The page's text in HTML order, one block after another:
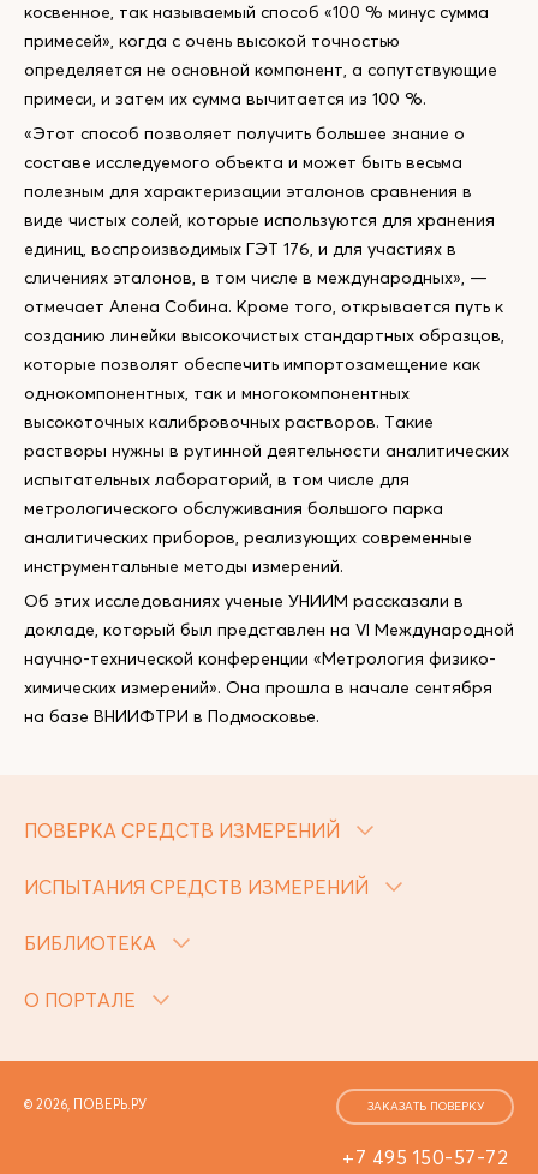
косвенное, так называемый способ «100 % минус сумма
примесей», когда с очень высокой точностью
определяется не основной компонент, а сопутствующие
примеси, и затем их сумма вычитается из 100 %.
«Этот способ позволяет получить большее знание о
составе исследуемого объекта и может быть весьма
полезным для характеризации эталонов сравнения в
виде чистых солей, которые используются для хранения
единиц, воспроизводимых ГЭТ 176, и для участиях в
сличениях эталонов, в том числе в международных», —
отмечает Алена Собина. Кроме того, открывается путь к
созданию линейки высокочистых стандартных образцов,
которые позволят обеспечить импортозамещение как
однокомпонентных, так и многокомпонентных
высокоточных калибровочных растворов. Такие
растворы нужны в рутинной деятельности аналитических
испытательных лабораторий, в том числе для
метрологического обслуживания большого парка
аналитических приборов, реализующих современные
инструментальные методы измерений.
Об этих исследованиях ученые УНИИМ рассказали в
докладе, который был представлен на VI Международной
научно-технической конференции «Метрология физико-
химических измерений». Она прошла в начале сентября
на базе ВНИИФТРИ в Подмосковье.
ПОВЕРКА СРЕДСТВ ИЗМЕРЕНИЙ
ИСПЫТАНИЯ СРЕДСТВ ИЗМЕРЕНИЙ
БИБЛИОТЕКА
О ПОРТАЛЕ
© 2026, ПОВЕРЬ.РУ
+7 495 150-57-72
ЗАКАЗАТЬ ПОВЕРКУ